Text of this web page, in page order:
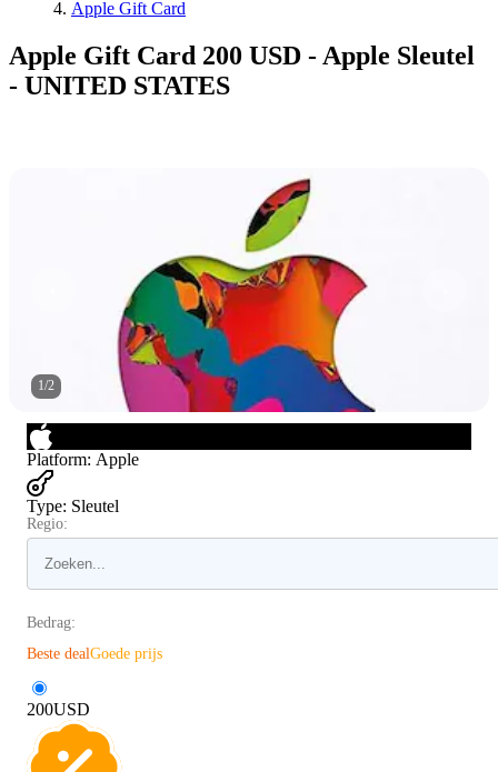
Apple Gift Card
Apple Gift Card 200 USD - Apple Sleutel
- UNITED STATES
1/2
Platform: Apple
Type: Sleutel
Regio:
Bedrag:
Beste dealGoede prijs
200USD